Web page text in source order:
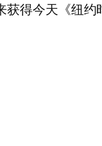
获得今天《纽约